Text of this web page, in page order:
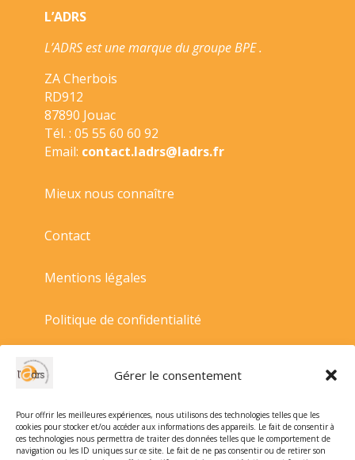
Gérer le consentement
Pour offrir les meilleures expériences, nous utilisons des technologies telles que les
cookies pour stocker et/ou accéder aux informations des appareils. Le fait de consentir à
ces technologies nous permettra de traiter des données telles que le comportement de
navigation ou les ID uniques sur ce site. Le fait de ne pas consentir ou de retirer son
L’ADRS
L’ADRS est une marque du groupe BPE .
ZA Cherbois
RD912
87890 Jouac
Tél. : 05 55 60 60 92
Email: contact.ladrs@ladrs.fr
Mieux nous connaître
Contact
Mentions légales
Politique de confidentialité
Politique de cookies